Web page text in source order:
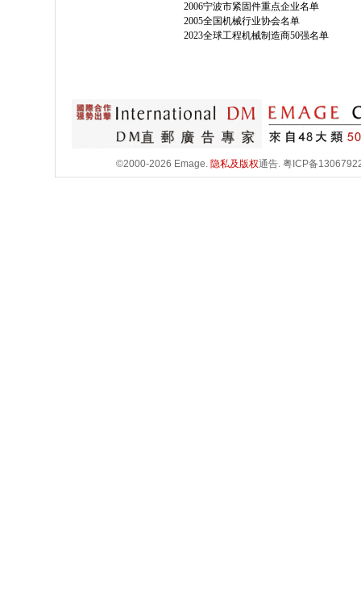
2006宁波市紧固件重点企业名单
2005全国机械行业协会名单
2023全球工程机械制造商50强名单
©2000-2026 Emage. 隐私及版权通告. 粤ICP备